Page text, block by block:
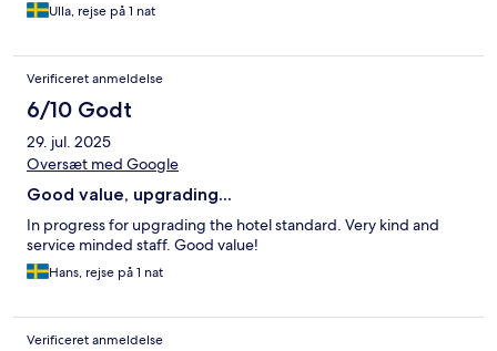
Ulla, rejse på 1 nat
Verificeret anmeldelse
6/10 Godt
29. jul. 2025
Oversæt med Google
Good value, upgrading...
In progress for upgrading the hotel standard. Very kind and
service minded staff. Good value!
Hans, rejse på 1 nat
Verificeret anmeldelse